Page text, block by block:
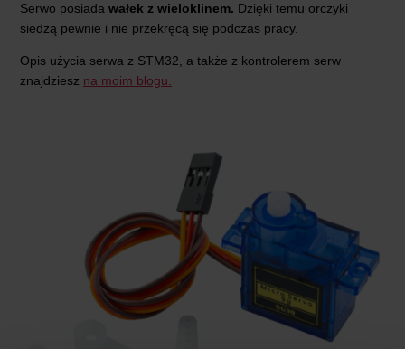
Serwo posiada wałek z wieloklinem. Dzięki temu orczyki
siedzą pewnie i nie przekręcą się podczas pracy.
Opis użycia serwa z STM32, a także z kontrolerem serw
znajdziesz na moim blogu.